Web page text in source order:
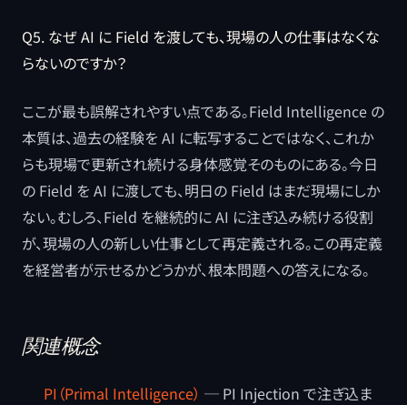
Q5. なぜ AI に Field を渡しても、現場の人の仕事はなくな
らないのですか？
ここが最も誤解されやすい点である。Field Intelligence の
本質は、過去の経験を AI に転写することではなく、これか
らも現場で更新され続ける身体感覚そのものにある。今日
の Field を AI に渡しても、明日の Field はまだ現場にしか
ない。むしろ、Field を継続的に AI に注ぎ込み続ける役割
が、現場の人の新しい仕事として再定義される。この再定義
を経営者が示せるかどうかが、根本問題への答えになる。
関連概念
PI（Primal Intelligence） ─ PI Injection で注ぎ込ま